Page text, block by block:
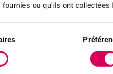
fournies ou qu'ils ont